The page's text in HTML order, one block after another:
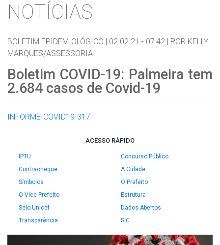
NOTÍCIAS
BOLETIM EPIDEMIOLÓGICO | 02.02.21 - 07:42 | POR KELLY
MARQUES/ASSESSORIA
Boletim COVID-19: Palmeira tem
2.684 casos de Covid-19
INFORME-COVID19-317
ACESSO RÁPIDO
IPTU
Concurso Público
Contracheque
A Cidade
Símbolos
O Prefeito
O Vice-Prefeito
Estrutura
Selo Unicef
Dados Abertos
Transparência
SIC